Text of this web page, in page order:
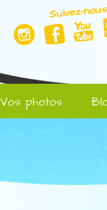
Suivez-
Vos photos